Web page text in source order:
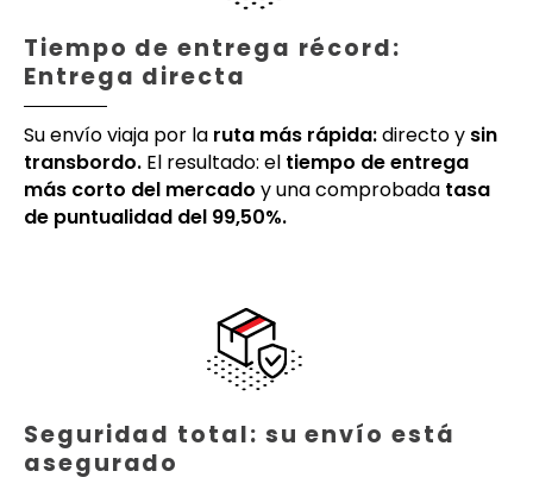
Tiempo de entrega récord:
Entrega directa
Su envío viaja por la ruta más rápida:directo y sin
transbordo. El resultado: el tiempo de entrega
más corto del mercado y una comprobada tasa
de puntualidad del 99,50%.
Seguridad total: su envío está
asegurado